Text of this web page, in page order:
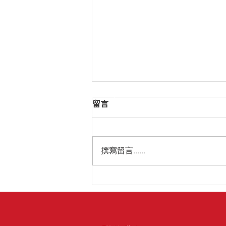
藝術尊享之旅：為Art Basel
2026提供頂級貴賓接送服務
留言
撰寫留言......